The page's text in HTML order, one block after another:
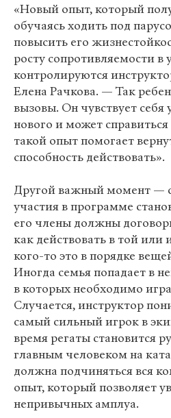
«Новый опыт, который
обучаясь ходить под
повысить его
росту сопротивляемости в
контролируются
Елена Рачкова. — Так
вызовы. Он чувствует себя
нового и может
такой опыт помогает
способность действовать».
Другой важный момент —
участия в программе
его члены должны
как действовать в той или
кого-то это в порядке
Иногда семья попадает в
в которых необходимо
Случается, инструктор
самый сильный игрок в
время регаты становится
главным человеком на
должна подчиняться вся
опыт, который позволяет
непривычных амплуа.